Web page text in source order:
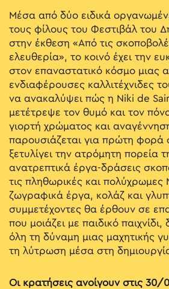
Μέσα από δύο ειδικά
τους φίλους του Φεστιβάλ του
στην έκθεση «Από τις
ελευθερία», το κοινό έχει την
στον επαναστατικό κόσμο μιας
ενδιαφέρουσες καλλιτέχνιδες
να ανακαλύψει πώς η Niki de
μετέτρεψε τον θυμό και τον
γιορτή χρώματος και
παρουσιάζεται για πρώτη φορά
ξετυλίγει την ατρόμητη πορεία
ανατρεπτικά έργα-δράσεις
τις πληθωρικές και
ζωγραφικά έργα, κολάζ και
συμμετέχοντες θα έρθουν σε
που μοιάζει με παιδικό
όλη τη δύναμη μιας μαχητικής
τη λύτρωση μέσα στη
Οι κρατήσεις ανοίγουν στις 30/